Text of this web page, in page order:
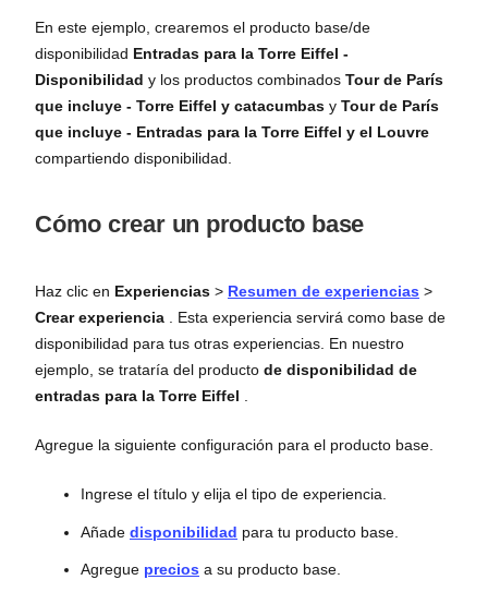
En este ejemplo, crearemos el producto base/de
disponibilidad Entradas para la Torre Eiffel -
Disponibilidad y los productos combinados Tour de París
que incluye - Torre Eiffel y catacumbas y Tour de París
que incluye - Entradas para la Torre Eiffel y el Louvre
compartiendo disponibilidad.
Cómo crear un producto base
Haz clic en Experiencias > Resumen de experiencias >
Crear experiencia . Esta experiencia servirá como base de
disponibilidad para tus otras experiencias. En nuestro
ejemplo, se trataría del producto de disponibilidad de
entradas para la Torre Eiffel
Agregue la siguiente configuración para el producto base.
Ingrese el título y elija el tipo de experiencia.
Añade disponibilidad para tu producto base.
Agregue precios a su producto base.